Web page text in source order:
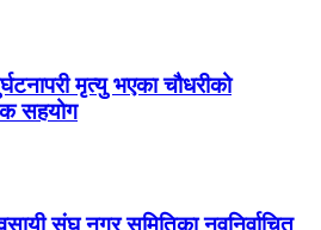
मृत्यु भएका चौधरीको
सहयोग
संघ नगर समितिका नवनिर्वाचित